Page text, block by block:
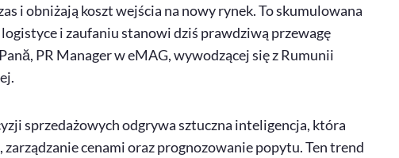
i obniżają koszt wejścia na nowy rynek. To skumulowana
i zaufaniu stanowi dziś prawdziwą przewagę
, PR Managerw eMAG, wywodzącej się z Rumunii
sprzedażowych odgrywa sztuczna inteligencja, która
cenami oraz prognozowanie popytu. Ten trend